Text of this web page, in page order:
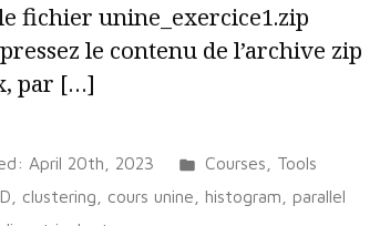
fichier unine_exercice1.zip
le contenu de l’archive zip
par […]
April 20th, 2023
Posted
in
Courses
Tools
clustering cours unine histogram
parallel